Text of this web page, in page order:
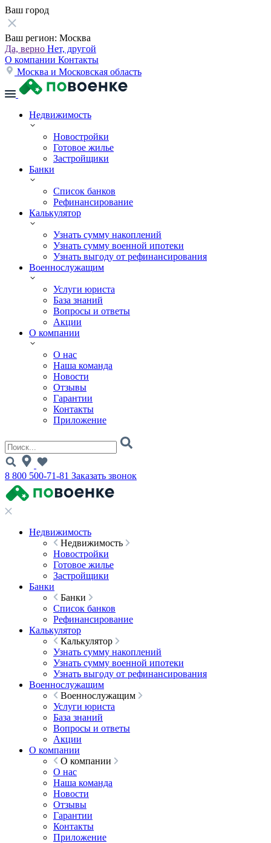
Ваш город
Ваш регион: Москва
Да, верно Нет, другой
О компании Контакты
Москва и Московская область
Недвижимость
Новостройки
Готовое жилье
Застройщики
Банки
Список банков
Рефинансирование
Калькулятор
Узнать сумму накоплений
Узнать сумму военной ипотеки
Узнать выгоду от рефинансирования
Военнослужащим
Услуги юриста
База знаний
Вопросы и ответы
Акции
О компании
О нас
Наша команда
Новости
Отзывы
Гарантии
Контакты
Приложение
8 800 500-71-81 Заказать звонок
Недвижимость
Недвижимость
Новостройки
Готовое жилье
Застройщики
Банки
Банки
Список банков
Рефинансирование
Калькулятор
Калькулятор
Узнать сумму накоплений
Узнать сумму военной ипотеки
Узнать выгоду от рефинансирования
Военнослужащим
Военнослужащим
Услуги юриста
База знаний
Вопросы и ответы
Акции
О компании
О компании
О нас
Наша команда
Новости
Отзывы
Гарантии
Контакты
Приложение